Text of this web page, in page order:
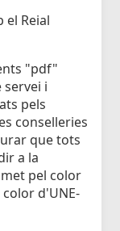
Reial
"pdf"
i
pels
conselleries
que tots
a la
pel color
d'UNE-